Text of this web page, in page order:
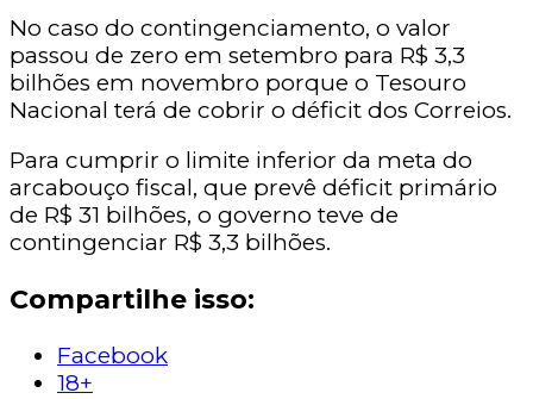
No caso do contingenciamento, o valor
passou de zero em setembro para R$ 3,3
bilhões em novembro porque o Tesouro
Nacional terá de cobrir o déficit dos Correios.
Para cumprir o limite inferior da meta do
arcabouço fiscal, que prevê déficit primário
de R$ 31 bilhões, o governo teve de
contingenciar R$ 3,3 bilhões.
Compartilhe isso:
Facebook
18+